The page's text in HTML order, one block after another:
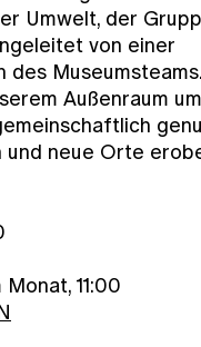
Umwelt, der
von einer
des
Außenraum
und neue Orte
11:00